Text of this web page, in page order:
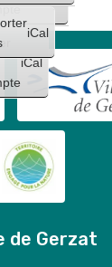
iCal
iCal
de Gerzat